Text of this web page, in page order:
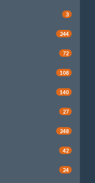
3
244
72
108
140
27
248
42
24